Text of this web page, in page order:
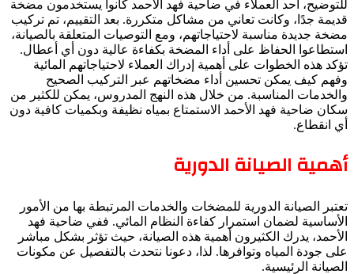
للتوضيح، أحد العملاء في ضاحية فهد الأحمد كانوا يستخدمون مضخة
قديمة جدًا، وكانت تعاني من مشاكل متكررة. بعد التقييم، تم تركيب
مضخة جديدة مناسبة لاحتياجاتهم، ومع التوصيات المتعلقة بالصيانة،
استطاعوا الحفاظ على أداء المضخة بكفاءة عالية دون أي أعطال.
تؤكد هذه الخطوات على أهمية إدراك العملاء لاحتياجاتهم المائية
وفهم كيف يمكن تحسين أداء مضخاتهم عبر التركيب الصحيح
والخدمات المناسبة. من خلال هذه النهج المدروس، يمكن للكثير من
سكان ضاحية فهد الأحمد الاستمتاع بمياه نظيفة وبكميات كافية دون
أي انقطاع.
أهمية الصيانة الدورية
تعتبر الصيانة الدورية للمضخات والخدمات المرتبطة بها من الأمور
الأساسية لضمان استمرار كفاءة النظام المائي. ففي ضاحية فهد
الأحمد، يدرك الكثيرون أهمية هذه الصيانة، حيث تؤثر بشكل مباشر
على جودة المياه وتوافرها. لذا، دعونا نتحدث بالتفصيل عن مكونات
الصيانة الرئيسية.